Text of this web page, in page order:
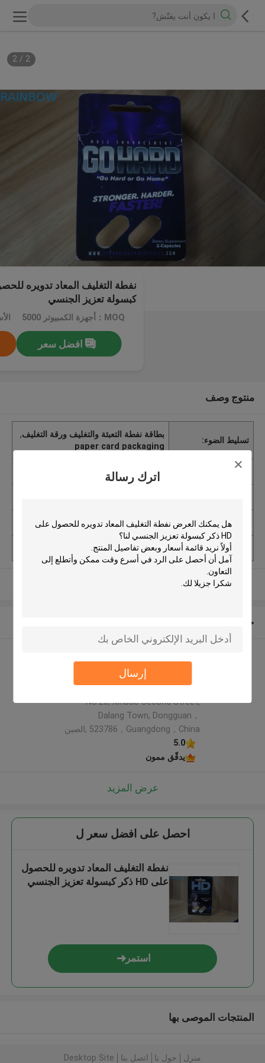
اترك رسالة
إرسال
1
/
2
كبسولة تعزيز الجنسي
MOQ：أجهزة الكمبيوتر 5000
افضل سعر
منتوج وصف
تسليط الضوء:
بطاقة نفطة التعبئة والتغليف ورقة التغليف,
paper card packaging
إصدار الشهادات FDA, SGS
الأسعار US$0.02-0.25 / pc
الحد الأدنى لكمية أجهزة الكمبيوتر 5000
حول نا
Rainbow packaging co,ltd
الملف الشركة المصنعة
Address: 5th Floor, Building 6,
No.23, Xinbao Second Street,
Dalang Town, Dongguan，
523786，Guangdong，China ,الصين
5.0
يدقّق ممون
عرض المزيد
احصل على افضل سعر ل
نفطة التغليف المعاد تدويره للحصول
على HD ذكر كبسولة تعزيز الجنسي
استمر
المنتجات الموصى بها
منزل حول نا اتصل بنا Desktop Site